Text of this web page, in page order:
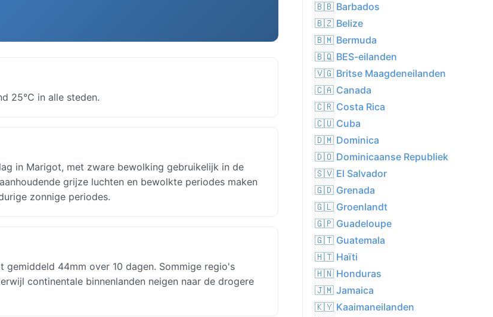
25°C in alle steden.
in Marigot, met zware bewolking gebruikelijk in de
grijze luchten en bewolkte periodes maken
zonnige periodes.
44mm over 10 dagen. Sommige regio's
continentale binnenlanden neigen naar de drogere
🇧🇧 Barbados
🇧🇿 Belize
🇧🇲 Bermuda
🇧🇶 BES-eilanden
🇻🇬 Britse Maagdeneilanden
🇨🇦 Canada
🇨🇷 Costa Rica
🇨🇺 Cuba
🇩🇲 Dominica
🇩🇴 Dominicaanse Republiek
🇸🇻 El Salvador
🇬🇩 Grenada
🇬🇱 Groenlandt
🇬🇵 Guadeloupe
🇬🇹 Guatemala
🇭🇹 Haïti
🇭🇳 Honduras
🇯🇲 Jamaica
🇰🇾 Kaaimaneilanden